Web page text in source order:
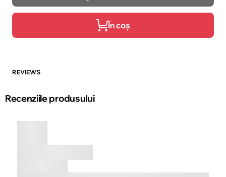
În coș
REVIEWS
Recenziile produsului